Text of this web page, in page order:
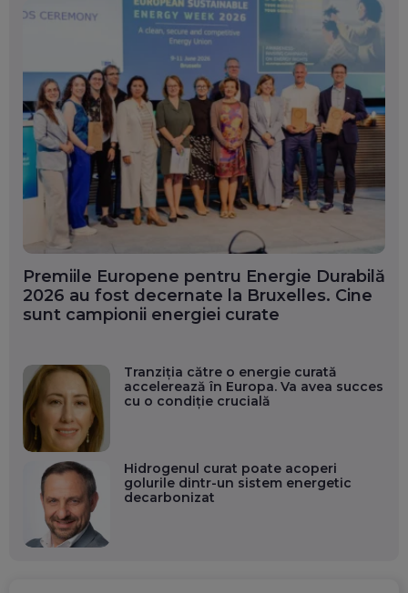
Premiile Europene pentru Energie Durabilă
2026 au fost decernate la Bruxelles. Cine
sunt campionii energiei curate
Tranziția către o energie curată
accelerează în Europa. Va avea succes
cu o condiție crucială
Hidrogenul curat poate acoperi
golurile dintr-un sistem energetic
decarbonizat